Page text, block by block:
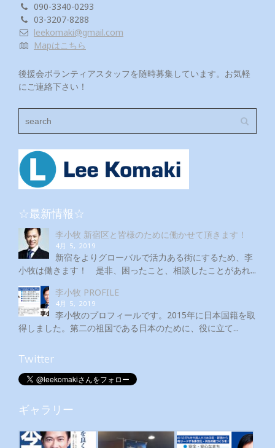
090-3340-0293
03-3207-8288
leekomaki@gmail.com
Mapはこちら
後援会ボランティアスタッフを随時募集しています。お気軽
にご連絡下さい！
☆最新情報☆
李小牧 新宿区と皆様のために働かせて頂きます！
4月 5, 2019
新宿をよりグローバルで活力ある街にするため、李
小牧は働きます！ 是非、困ったこと、相談したことがあれ...
李小牧 PROFILE
4月 5, 2019
李小牧のプロフィールです。2015年に日本国籍を取
得しました。第二の祖国である日本のために、役に立て...
Twitter
ギャラリー